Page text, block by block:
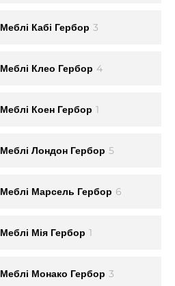
Меблi Кабі Гербор 3
Меблi Клео Гербор 4
Меблi Коен Гербор 1
Меблi Лондон Гербор 5
Меблi Марсель Гербор 6
Меблi Мія Гербор 1
Меблi Монако Гербор 3